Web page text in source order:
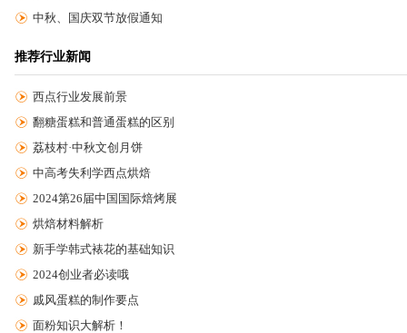
中秋、国庆双节放假通知
推荐行业新闻
西点行业发展前景
翻糖蛋糕和普通蛋糕的区别
荔枝村·中秋文创月饼
中高考失利学西点烘焙
2024第26届中国国际焙烤展
烘焙材料解析
新手学韩式裱花的基础知识
2024创业者必读哦
戚风蛋糕的制作要点
面粉知识大解析！